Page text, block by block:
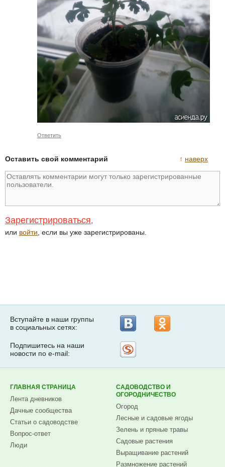
Ответить
↑ наверх
Оставить свой комментарий
Зарегистрироваться,
или войти , если вы уже зарегистрированы.
Вступайте в наши группы
в социальных сетях:
Подпишитесь на наши
новости по e-mail:
ГЛАВНАЯ СТРАНИЦА
Лента дневников
Дачные сообщества
Статьи о садоводстве
Вопрос-ответ
Люди
САДОВОДСТВО И
ОГОРОДНИЧЕСТВО
Огород
Лесные и садовые ягоды
Зелень и пряные травы
Садовые растения
Выращивание растений
Размножение растений